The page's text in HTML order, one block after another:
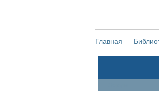
Главная